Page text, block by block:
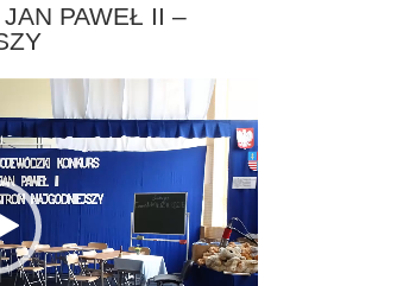
PAWEŁ II –